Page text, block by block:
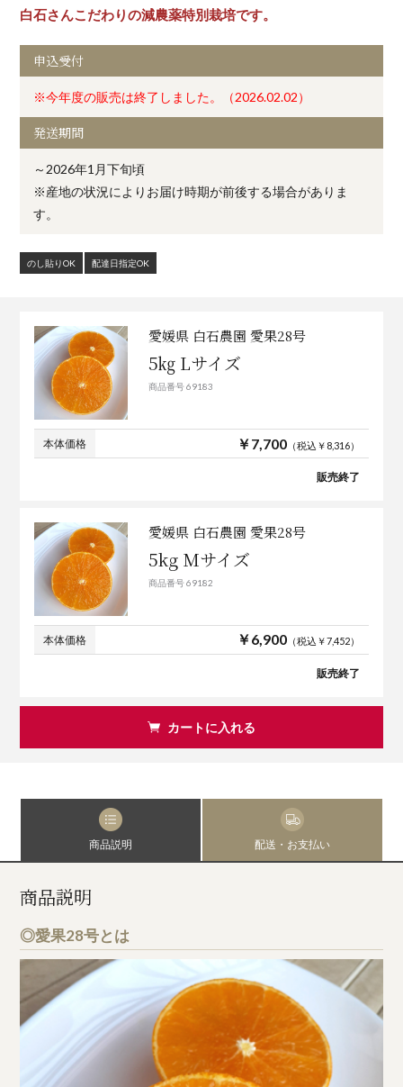
白石さんこだわりの減農薬特別栽培です。
申込受付
※今年度の販売は終了しました。（2026.02.02）
発送期間
～2026年1月下旬頃
※産地の状況によりお届け時期が前後する場合がありま
す。
のし貼りOK 配達日指定OK
愛媛県 白石農園 愛果28号
5㎏ Lサイズ
商品番号 69183
本体価格 ￥7,700（税込￥8,316）
販売終了
愛媛県 白石農園 愛果28号
5kg Mサイズ
商品番号 69182
本体価格 ￥6,900（税込￥7,452）
販売終了
カートに入れる
商品説明 配送・お支払い
商品説明
◎愛果28号とは